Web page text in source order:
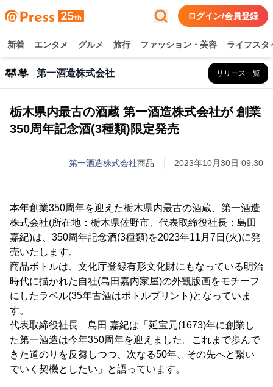
ログイン/会員登録
新着 エンタメ グルメ 旅行 ファッション・美容 ライフスタ
第一酒造株式会社 リリース一覧
栃木県内最古の酒蔵 第一酒造株式会社が 創業
350周年記念酒(3種類)限定発売
第一酒造株式会社商品 2023年10月30日 09:30
本年創業350周年を迎えた栃木県内最古の酒蔵、第一酒造
株式会社(所在地：栃木県佐野市、代表取締役社長：島田
嘉紀)は、350周年記念酒(3種類)を2023年11月7日(火)に発
売いたします。
商品ボトルは、文化庁登録有形文化財にもなっている明治
時代に描かれた自社(島田嘉内家屋)の外観版画をモチーフ
にしたラベル(35年古酒はボトルプリント)となっていま
す。
代表取締役社長 島田 嘉紀は「延宝元(1673)年に創業し
た第一酒造は今年350周年を迎えました。これまで歩んで
きた道のりを反芻しつつ、次なる50年、その先へと繋い
でいく契機としたい」と語っています。